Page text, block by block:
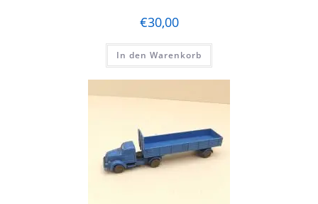
€30,00
In den Warenkorb